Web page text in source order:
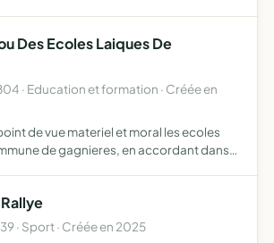
Des Ecoles Laiques De
· Education et formation · Créée en
de vue materiel et moral les ecoles
de gagnieres, en accordant dans
· Sport · Créée en 2025